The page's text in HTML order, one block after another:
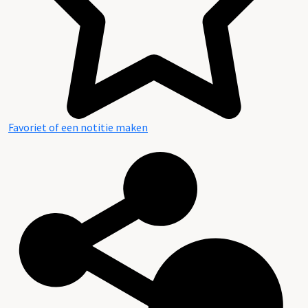
Favoriet of een notitie maken